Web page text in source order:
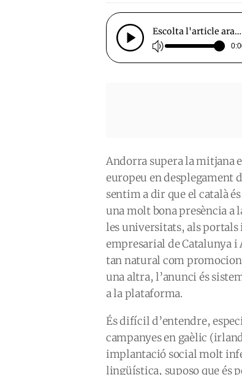
Escolta l'article ara…
Andorra supera la mitjana
europeu en desplegament
sentim a dir que el català
una molt bona presència a
les universitats, als portals
empresarial de Catalunya i
tan natural com
una altra, l’anunci és
a la plataforma.
És difícil d’entendre,
campanyes en gaèlic
implantació social molt
lingüística, suposo que és